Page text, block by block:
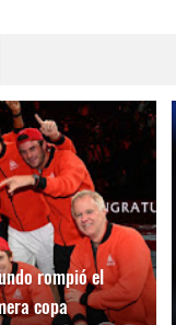
rompió el
copa